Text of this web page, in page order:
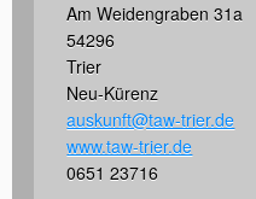
Am Weidengraben 31a
54296
Trier
Neu-Kürenz
auskunft@taw-trier.de
www.taw-trier.de
0651 23716